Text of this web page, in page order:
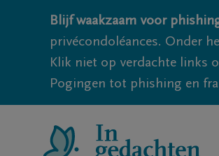
Blijf waakzaam voor
privécondoléances. Onder
Klik niet op verdachte links
Pogingen tot phishing en